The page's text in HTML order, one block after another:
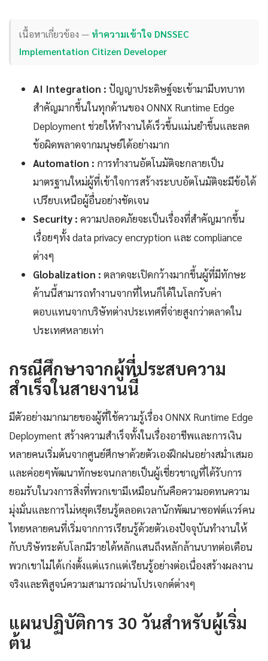
เนื้อหาเกี่ยวข้อง — ทำความเข้าใจ DNSSEC
Implementation Citizen Developer
AI Integration : ปัญญาประดิษฐ์จะเข้ามามีบทบาท
สำคัญมากขึ้นในทุกด้านของ ONNX Runtime Edge
Deployment ช่วยให้ทำงานได้เร็วขึ้นแม่นยำขึ้นและลด
ข้อผิดพลาดจากมนุษย์ได้อย่างมาก
Automation : การทำงานอัตโนมัติจะกลายเป็น
มาตรฐานใหม่ผู้ที่เข้าใจการสร้างระบบอัตโนมัติจะมีข้อได้
เปรียบเหนือผู้อื่นอย่างชัดเจน
Security : ความปลอดภัยจะเป็นเรื่องที่สำคัญมากขึ้น
เรื่อยๆทั้ง data privacy encryption และ compliance
ต่างๆ
Globalization : ตลาดจะเปิดกว้างมากขึ้นผู้ที่มีทักษะ
ด้านนี้สามารถทำงานจากที่ไหนก็ได้ในโลกรับค่า
ตอบแทนจากบริษัทต่างประเทศที่จ่ายสูงกว่าตลาดใน
ประเทศหลายเท่า
กรณีศึกษาจากผู้ที่ประสบความ
สำเร็จในสายงานนี้
มีตัวอย่างมากมายของผู้ที่ใช้ความรู้เรื่อง ONNX Runtime Edge
Deployment สร้างความสำเร็จทั้งในเรื่องอาชีพและการเงิน
หลายคนเริ่มต้นจากศูนย์ศึกษาด้วยตัวเองฝึกฝนอย่างสม่ำเสมอ
และค่อยๆพัฒนาทักษะจนกลายเป็นผู้เชี่ยวชาญที่ได้รับการ
ยอมรับในวงการสิ่งที่พวกเขามีเหมือนกันคือความอดทนความ
มุ่งมั่นและการไม่หยุดเรียนรู้ตลอดเวลานักพัฒนาซอฟต์แวร์คน
ไทยหลายคนที่เริ่มจากการเรียนรู้ด้วยตัวเองปัจจุบันทำงานให้
กับบริษัทระดับโลกมีรายได้หลักแสนถึงหลักล้านบาทต่อเดือน
พวกเขาไม่ได้เก่งตั้งแต่แรกแต่เรียนรู้อย่างต่อเนื่องสร้างผลงาน
จริงและพิสูจน์ความสามารถผ่านโปรเจกต์ต่างๆ
แผนปฏิบัติการ 30 วันสำหรับผู้เริ่ม
ต้น